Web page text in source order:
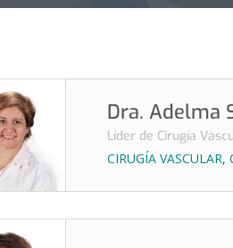
Dra. Adelma
Líder de Cirugía
CIRUGÍA VASCULAR,